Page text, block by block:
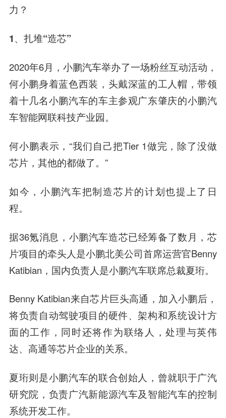
力？
1、 扎堆“造芯”
2020年6月，小鹏汽车举办了一场粉丝互动活动，
何小鹏身着蓝色西装，头戴深蓝的工人帽，带领
着十几名小鹏汽车的车主参观广东肇庆的小鹏汽
车智能网联科技产业园。
何小鹏表示，“我们自己把Tier 1做完，除了没做
芯片，其他的都做了。”
如今，小鹏汽车把制造芯片的计划也提上了日
程。
据36氪消息，小鹏汽车造芯已经筹备了数月，芯
片项目的牵头人是小鹏北美公司首席运营官Benny
Katibian，国内负责人是小鹏汽车联席总裁夏珩。
Benny Katibian来自芯片巨头高通，加入小鹏后，
将负责自动驾驶项目的硬件、架构和系统设计方
面的工作，同时还将作为联络人，处理与英伟
达、高通等芯片企业的关系。
夏珩则是小鹏汽车的联合创始人，曾就职于广汽
研究院，负责广汽新能源汽车及智能汽车的控制
系统开发工作。